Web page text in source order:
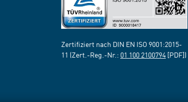
Zertifiziert nach DIN EN ISO 9001:2015-
11 (Zert.-Reg.-Nr.: 01 100 2100794 [PDF])